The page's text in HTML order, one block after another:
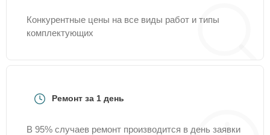
Конкурентные цены на все виды работ и типы
комплектующих
Ремонт за 1 день
В 95% случаев ремонт производится в день заявки